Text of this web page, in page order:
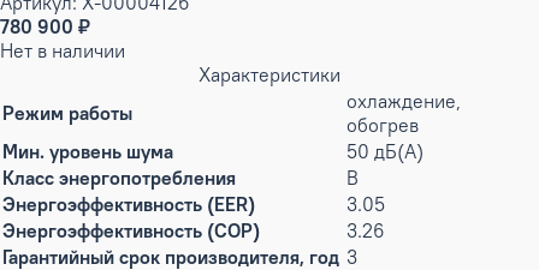
780 900 ₽
Нет в наличии
Характеристики
Режим работы
охлаждение,
обогрев
Мин. уровень шума
50 дБ(А)
Класс энергопотребления
B
Энергоэффективность (EER)
3.05
Энергоэффективность (COP)
3.26
Гарантийный срок производителя, год 3